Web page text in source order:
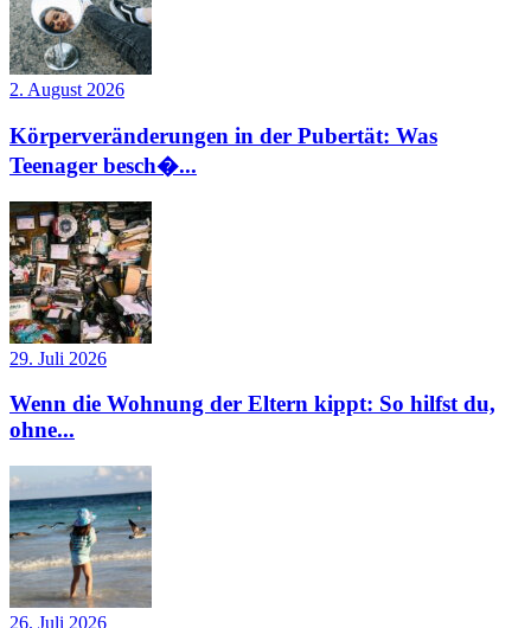
2. August 2026
Körperveränderungen in der Pubertät: Was
Teenager besch�...
29. Juli 2026
Wenn die Wohnung der Eltern kippt: So hilfst du,
ohne...
26. Juli 2026